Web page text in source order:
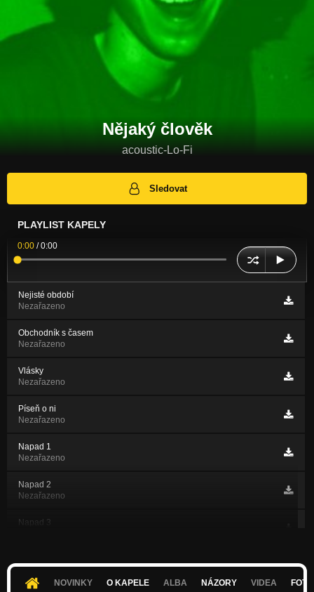
Nějaký člověk
acoustic-Lo-Fi
Sledovat
PLAYLIST KAPELY
0:00 /0:00
Nejisté období
Nezařazeno
Obchodník s časem
Nezařazeno
Vlásky
Nezařazeno
Píseň o ni
Nezařazeno
Napad 1
Nezařazeno
Napad 2
Nezařazeno
Napad 3
NOVINKY O KAPELE ALBA NÁZORY VIDEA